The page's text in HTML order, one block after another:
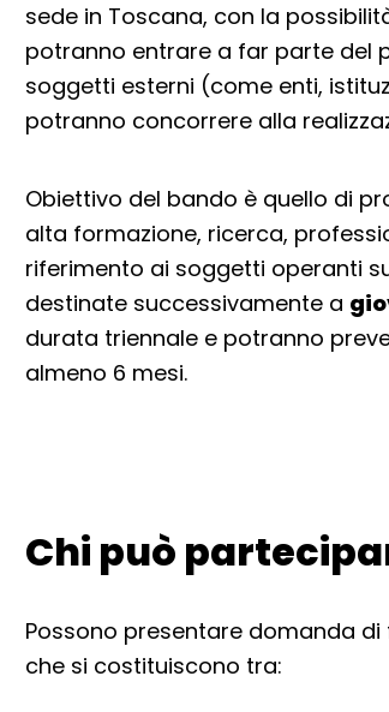
sede in Toscana, con la
potranno entrare a far parte del
soggetti esterni (come enti,
potranno concorrere alla
Obiettivo del bando è quello di
alta formazione, ricerca,
riferimento ai soggetti operanti
destinate successivamente a
durata triennale e potranno
almeno 6 mesi.
Chi può
Possono presentare domanda di
che si costituiscono tra:
Torna alla navigazione